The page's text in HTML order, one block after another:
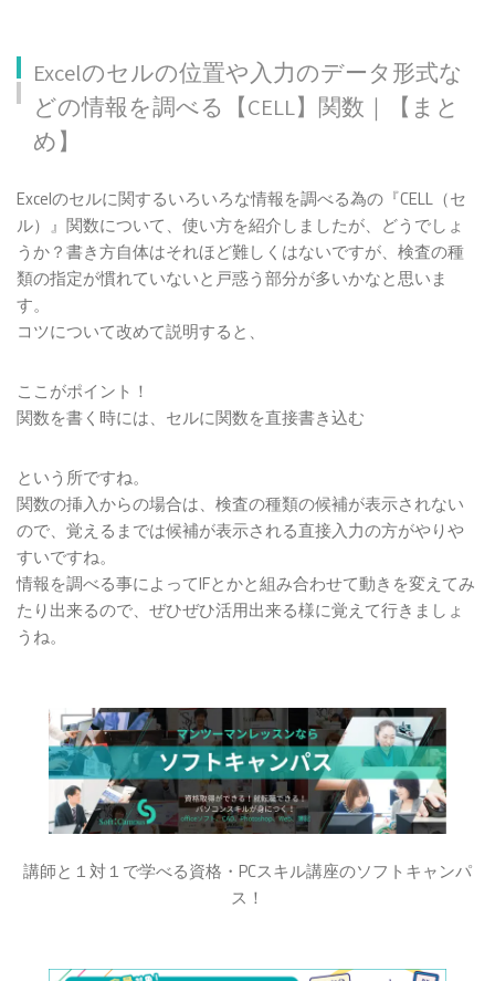
Excelのセルの位置や入力のデータ形式な
どの情報を調べる【CELL】関数｜【まと
め】
Excelのセルに関するいろいろな情報を調べる為の『CELL（セ
ル）』関数について、使い方を紹介しましたが、どうでしょ
うか？書き方自体はそれほど難しくはないですが、検査の種
類の指定が慣れていないと戸惑う部分が多いかなと思いま
す。
コツについて改めて説明すると、
ここがポイント！
関数を書く時には、セルに関数を直接書き込む
という所ですね。
関数の挿入からの場合は、検査の種類の候補が表示されない
ので、覚えるまでは候補が表示される直接入力の方がやりや
すいですね。
情報を調べる事によってIFとかと組み合わせて動きを変えてみ
たり出来るので、ぜひぜひ活用出来る様に覚えて行きましょ
うね。
講師と１対１で学べる資格・PCスキル講座のソフトキャンパ
ス！